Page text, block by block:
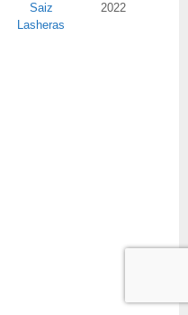
Saiz
Lasheras
2022